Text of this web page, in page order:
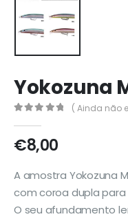
Yokozuna
( Ainda não
€8,00
A amostra Yokozuna
com coroa dupla
O seu afundamento